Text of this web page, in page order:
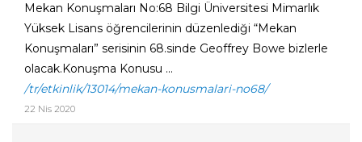
Mekan Konuşmaları No:68 Bilgi Üniversitesi Mimarlık
Yüksek Lisans öğrencilerinin düzenlediği “Mekan
Konuşmaları” serisinin 68.sinde Geoffrey Bowe bizlerle
olacak.Konuşma Konusu ...
/tr/etkinlik/13014/mekan-konusmalari-no68/
22 Nis 2020